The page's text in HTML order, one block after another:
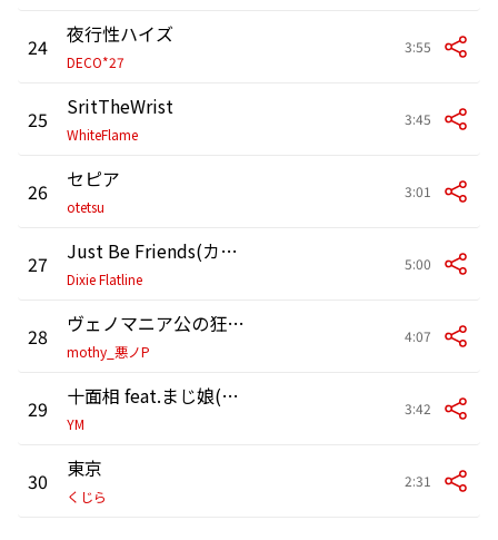
24 夜行性ハイズ
DECO*27
3:55
25 SritTheWrist
WhiteFlame
3:45
26 セピア
otetsu
3:01
27 Just Be Friends(カバー)feat. ゼブラ
Dixie Flatline
5:00
28 ヴェノマニア公の狂気 feat.神威がくぽ、MEIKO、初音ミク、巡音ルカ、GUMI、KAITO
mothy_悪ノP
4:07
29 十面相 feat.まじ娘(カバー)
YM
3:42
30 東京
くじら
2:31